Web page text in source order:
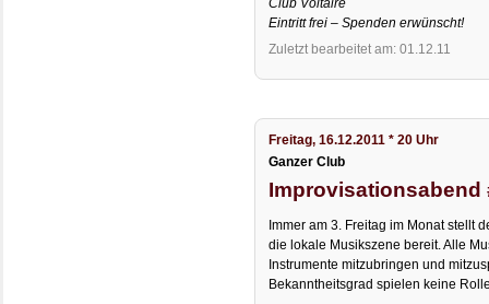
Club Voltaire
Eintritt frei – Spenden erwünscht!
Zuletzt bearbeitet am: 01.12.11
Freitag, 16.12.2011 * 20 Uhr
Ganzer Club
Improvisationsabend
Immer am 3. Freitag im Monat stellt
die lokale Musikszene bereit. Alle
Instrumente mitzubringen und
Bekanntheitsgrad spielen keine